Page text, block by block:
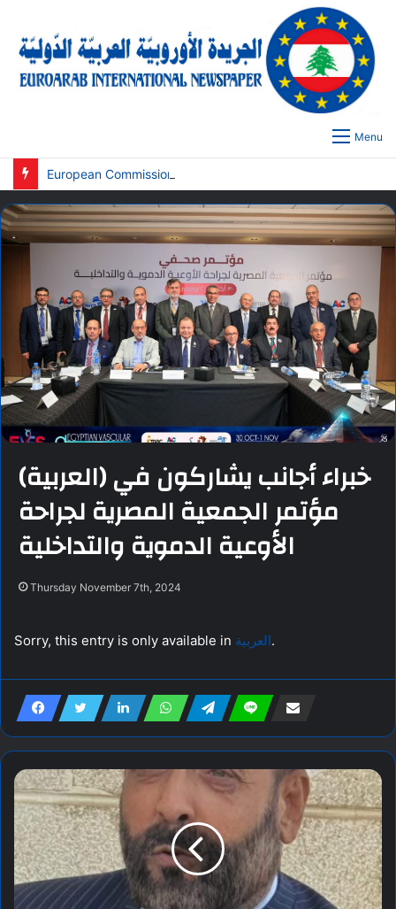
Menu
(العربية) خبراء أجانب يشاركون في
مؤتمر الجمعية المصرية لجراحة
الأوعية الدموية والتداخلية
Thursday November 7th, 2024
Sorry, this entry is only available in العربية.